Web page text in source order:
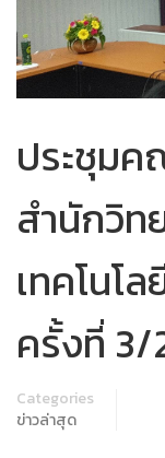
ประชุมค
สำนักวิท
เทคโนโ
ครั้งที่ 3/
Categories
ข่าวล่าสุด